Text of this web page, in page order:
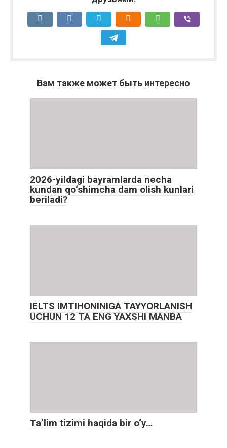
Вам также может быть интересно
2026-yildagi bayramlarda necha
kundan qo‘shimcha dam olish kunlari
beriladi?
IELTS IMTIHONINIGA TAYYORLANISH
UCHUN 12 TA ENG YAXSHI MANBA
Ta’lim tizimi haqida bir o‘y…